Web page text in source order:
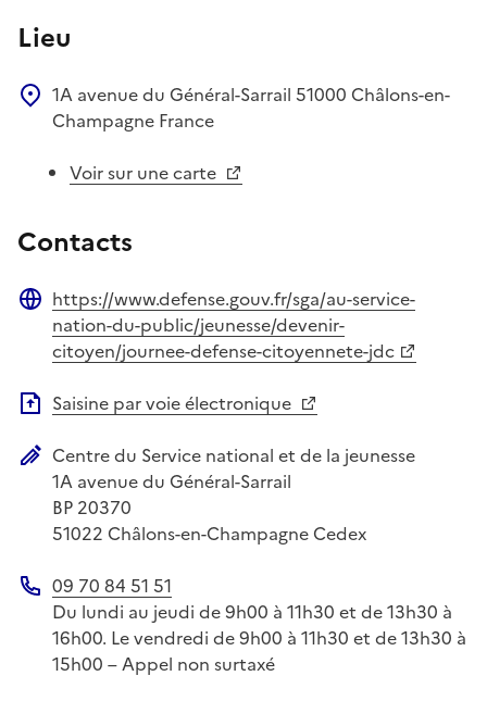
Lieu
1A avenue du Général-Sarrail 51000 Châlons-en-
Champagne France
Voir sur une carte
Contacts
Site web
https://www.defense.gouv.fr/sga/au-service-
nation-du-public/jeunesse/devenir-
citoyen/journee-defense-citoyennete-jdc
Saisine par voie électronique
Adresse postale
Centre du Service national et de la jeunesse
1A avenue du Général-Sarrail
BP 20370
51022 Châlons-en-Champagne Cedex
Téléphone
09 70 84 51 51
Du lundi au jeudi de 9h00 à 11h30 et de 13h30 à
16h00. Le vendredi de 9h00 à 11h30 et de 13h30 à
15h00 – Appel non surtaxé